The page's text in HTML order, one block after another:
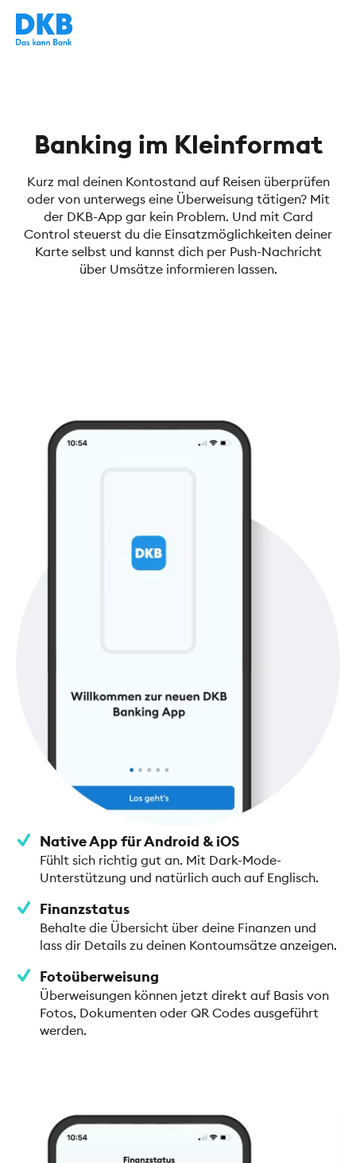
Banking im Kleinformat
Kurz mal deinen Kontostand auf Reisen überprüfen
oder von unterwegs eine Überweisung tätigen? Mit
der DKB-App gar kein Problem. Und mit Card
Control steuerst du die Einsatzmöglichkeiten deiner
Karte selbst und kannst dich per Push-Nachricht
über Umsätze informieren lassen.
Native App für Android & iOS
Fühlt sich richtig gut an. Mit Dark-Mode-
Unterstützung und natürlich auch auf Englisch.
Finanzstatus
Behalte die Übersicht über deine Finanzen und
lass dir Details zu deinen Kontoumsätze anzeigen.
Fotoüberweisung
Überweisungen können jetzt direkt auf Basis von
Fotos, Dokumenten oder QR Codes ausgeführt
werden.